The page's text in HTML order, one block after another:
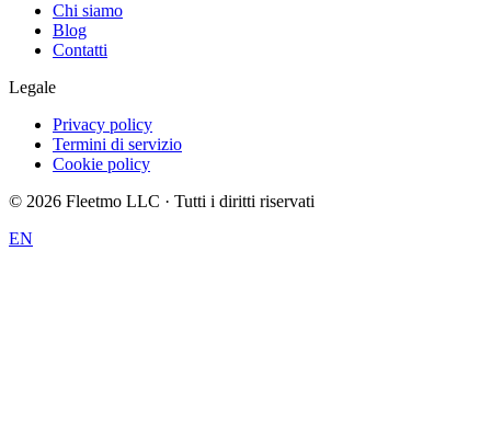
Chi siamo
Blog
Contatti
Legale
Privacy policy
Termini di servizio
Cookie policy
© 2026 Fleetmo LLC · Tutti i diritti riservati
EN